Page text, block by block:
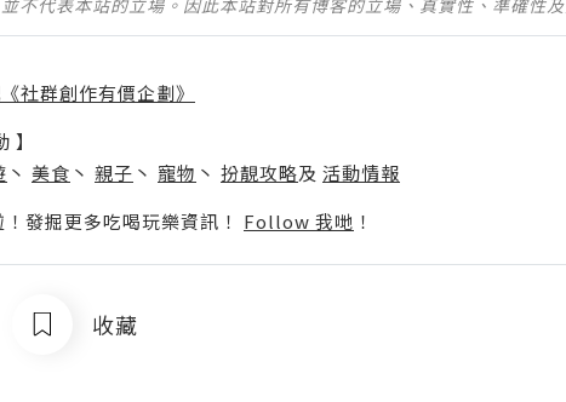
不代表本站的立場。因此本站對所有博客的立場、真實性、準確性
社群創作有價企劃》
】
丶 美食 丶 親子 丶 寵物 丶 扮靚攻略及 活動情報
發掘更多吃喝玩樂資訊！ Follow 我哋 ！
收藏